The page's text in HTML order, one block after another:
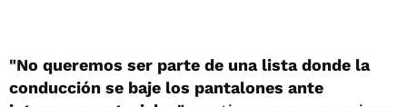
"No queremos ser parte de una lista donde la
conducción se baje los pantalones ante